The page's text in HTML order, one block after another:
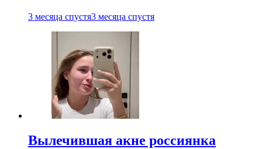
3 месяца спустя3 месяца спустя
Вылечившая акне россиянка